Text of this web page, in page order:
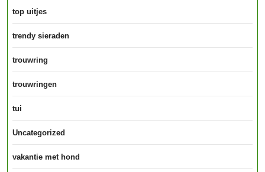
top uitjes
trendy sieraden
trouwring
trouwringen
tui
Uncategorized
vakantie met hond